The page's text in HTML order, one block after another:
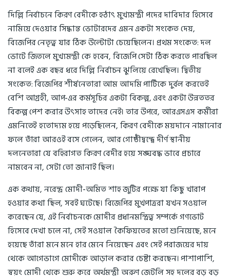
দিল্লি নির্বাচনে কিরণ বেদীকে হঠাৎ মুখ্যমন্ত্রী পদের দাবিদার হিসেবে
নামিয়ে দেওয়ার সিদ্ধান্ত ভোটারদের এমন একটা সংকেত দেয়,
বিজেপির নেতৃত্ব যার ঠিক উল্টোটা চেয়েছিলেন। প্রথম সংকেত: দল
ভোটে জিতলে মুখ্যমন্ত্রী কে হবেন, বিজেপি সেটা ঠিক করতে পারছিল
না বলেই এক বছর ধরে দিল্লি নির্বাচন ঝুলিয়ে রেখেছিল। দ্বিতীয়
সংকেত: বিজেপির শীর্ষনেতারা আম আদমি পার্টিকে দুর্বল করতেই
বেশি আগ্রহী, আপ-এর কর্মসূচির একটা বিকল্প, এবং একটা উন্নততর
বিকল্প পেশ করার উৎসাহ তাদের নেই। তার উপরে, আরএসএস কর্মীরা
এমনিতেই হতোদ্যম হয়ে পড়েছিলেন, কিরণ বেদীকে ময়দানে নামানোর
ফলে তাঁরা আরওই বসে গেলেন, আর গোষ্ঠীদ্বন্দ্বে দীর্ণ স্থানীয়
দলনেতারা যে বহিরাগত কিরণ বেদীর হয়ে সঙ্ঘবদ্ধ ভাবে প্রচারে
নামবেন না, সেটা তো জানাই ছিল।
এক কথায়, নরেন্দ্র মোদী-অমিত শাহ জুটির পক্ষে যা কিছু খারাপ
হওয়ার কথা ছিল, সবই ঘটেছে। বিজেপির মুখপাত্ররা যখন সওয়াল
করেছেন যে, এই নির্বাচনকে মোদীর প্রধানমন্ত্রিত্ব সম্পর্কে গণভোট
হিসেবে দেখা চলে না, সেই সওয়াল কৈফিয়তের মতো শুনিয়েছে, মনে
হয়েছে তাঁরা মনে মনে হার মেনে নিয়েছেন এবং সেই পরাজয়ের দায়
থেকে আগেভাগে মোদীকে আড়াল করার চেষ্টা করছেন। পাশাপাশি,
স্বয়ং মোদী থেকে শুরু করে অর্থমন্ত্রী অরুণ জেটলি সহ দলের বড় বড়